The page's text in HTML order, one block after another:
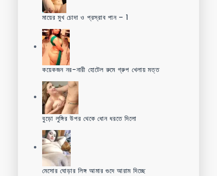
মায়ের মুখ চোদা ও প্রস্রাব পান – 1
কয়েকজন নর-নারী হোটেল রুমে গ্রুপ খেলায় মত্ত
বুড়ো লুঙ্গির উপর থেকে ধোন ধরতে দিলো
মেসোর ঘোড়ার লিঙ্গ আমার গুদে আরাম দিচ্ছে